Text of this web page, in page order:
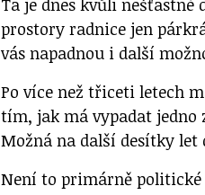
Ta je dnes kvůli
prostory radnice jen
vás napadnou i další
Po více než třiceti letech
tím, jak má vypadat jedno
Možná na další desítky let
Není to primárně politické